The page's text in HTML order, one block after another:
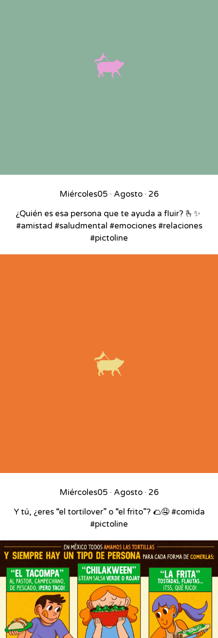
Miércoles05 · Agosto · 26
¿Quién es esa persona que te ayuda a fluir? 🫰✨⁣ ⁣
#amistad #saludmental #emociones #relaciones
#pictoline
Miércoles05 · Agosto · 26
Y tú, ¿eres “el tortilover” o “el frito”? 🌮🤤 #comida
#pictoline